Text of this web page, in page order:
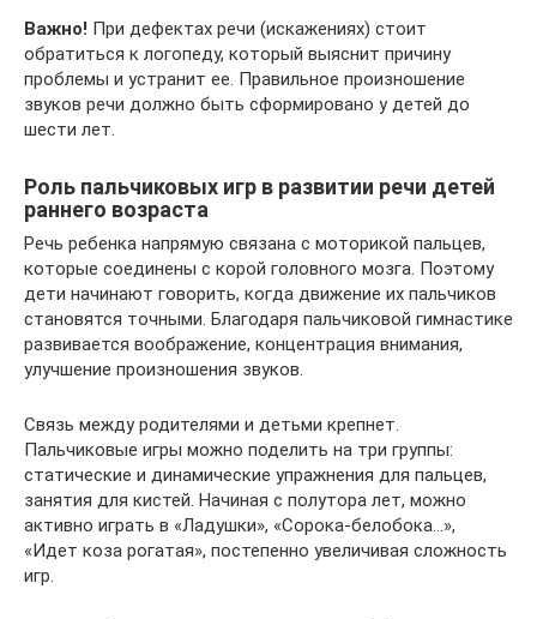
Важно! При дефектах речи (искажениях) стоит
обратиться к логопеду, который выяснит причину
проблемы и устранит ее. Правильное произношение
звуков речи должно быть сформировано у детей до
шести лет.
Роль пальчиковых игр в развитии речи детей
раннего возраста
Речь ребенка напрямую связана с моторикой пальцев,
которые соединены с корой головного мозга. Поэтому
дети начинают говорить, когда движение их пальчиков
становятся точными. Благодаря пальчиковой гимнастике
развивается воображение, концентрация внимания,
улучшение произношения звуков.
Связь между родителями и детьми крепнет.
Пальчиковые игры можно поделить на три группы:
статические и динамические упражнения для пальцев,
занятия для кистей. Начиная с полутора лет, можно
активно играть в «Ладушки», «Сорока-белобока…»,
«Идет коза рогатая», постепенно увеличивая сложность
игр.